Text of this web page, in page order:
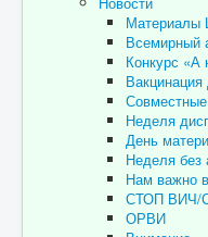
Контролирующие
Лекарственное
Документы
Вакансии
Связаться с нами
Материалы
Всемирный
Конкурс «А
Вакцинация
Неделя
День матери
Неделя без
Нам важно
СТОП ВИЧ/
ОРВИ